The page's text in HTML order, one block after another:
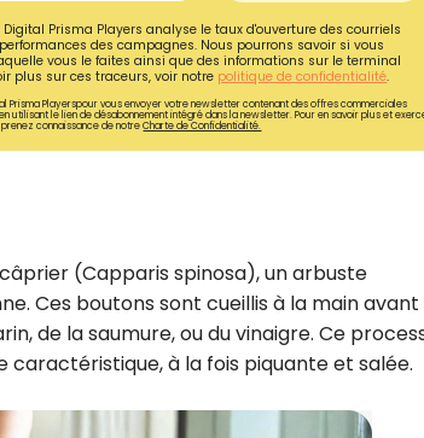
Prisma Players analyse le taux d'ouverture des courriels
des campagnes. Nous pourrons savoir si vous
vous le faites ainsi que des informations sur le terminal
plus sur ces traceurs, voir notre politique de confidentialité.
Prisma Playerspour vous envoyer votre newsletter contenant des offres commerciales
utilisant le lien de désabonnement intégré dans la newsletter. Pour en savoir plus et
prenez connaissance de notreCharte de Confidentialité.
(Capparis spinosa), un arbuste
Ces boutons sont cueillis à la main avant
de la saumure, ou du vinaigre. Ce
à la fois piquante et salée.